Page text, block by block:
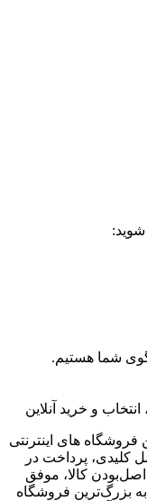
شوید:
و خرید آنلاین
فروشگاه های اینترنتی
کلیدی، پرداخت در
اصل‌بودن کالا، موفق
بزرگ‌ترین فروشگاه